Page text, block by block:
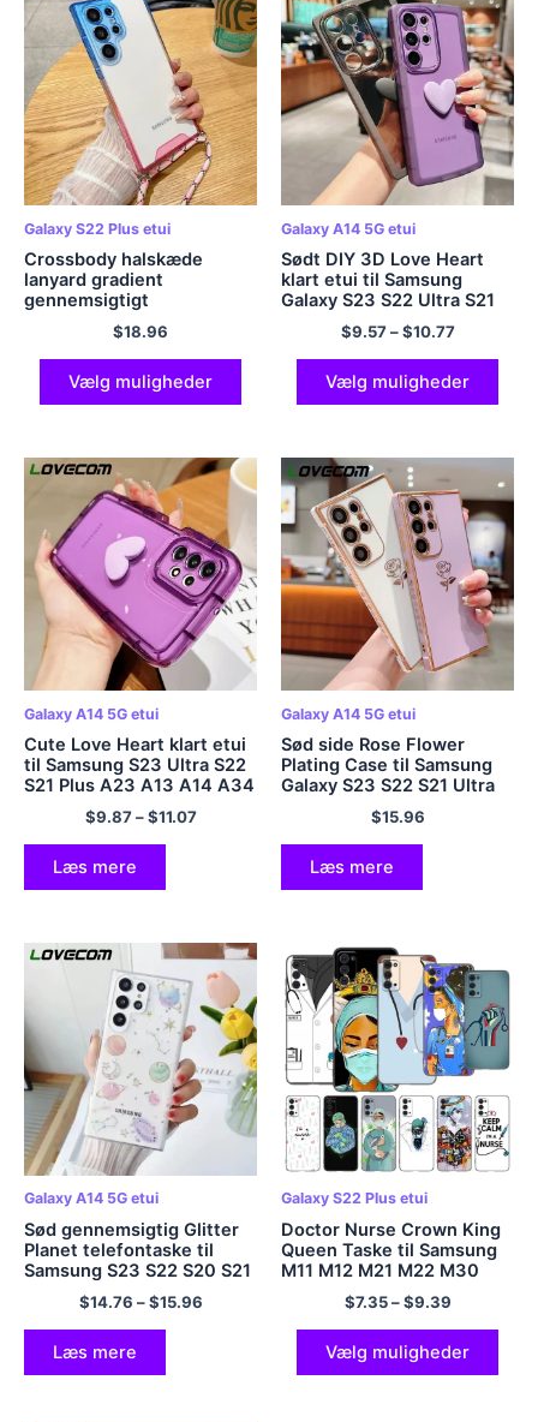
Galaxy S22 Plus etui
Crossbody halskæde
lanyard gradient
gennemsigtigt
telefontaske til Samsung
S23 Ultra S22 Plus strop
ledning Stødsikkert
akrylcover
$18.96
Vælg muligheder
Galaxy A14 5G etui
Sødt DIY 3D Love Heart
klart etui til Samsung
Galaxy S23 S22 Ultra S21
Plus A54 A34 A14 A53
A23 A52 A13 A32 A33 5G
blødt cover
$9.57–$10.77
Vælg muligheder
Galaxy A14 5G etui
Cute Love Heart klart etui
til Samsung S23 Ultra S22
S21 Plus A23 A13 A14 A34
A54 A32 A52 A51 A71 A72
Stødsikkert blødt TPU-
cover
$9.87–$11.07
Læs mere
Galaxy A14 5G etui
Sød side Rose Flower
Plating Case til Samsung
Galaxy S23 S22 S21 Ultra
Plus S20 FE A54 A34 A14
A53 A23 A24 5G Bumper
Soft Cover
$15.96
Læs mere
Galaxy A14 5G etui
Sød gennemsigtig Glitter
Planet telefontaske til
Samsung S23 S22 S20 S21
Ultra FE Plus A52 A53 A32
A14 A33 A23 Bemærk 20
Blødt cover
$14.76 –$15.96
Læs mere
Galaxy S22 Plus etui
Doctor Nurse Crown King
Queen Taske til Samsung
M11 M12 M21 M22 M30
M31 S M32 5G M51 M52
Bemærk 10 Lite 20 Ultra
J4 J6 Plus J8 2018
$7.35–$9.39
Vælg muligheder